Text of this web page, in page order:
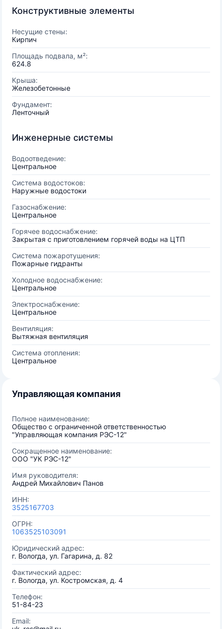
Конструктивные элементы
Несущие стены:
Кирпич
Площадь подвала, м²:
624.8
Крыша:
Железобетонные
Фундамент:
Ленточный
Инженерные системы
Водоотведение:
Центральное
Система водостоков:
Наружные водостоки
Газоснабжение:
Центральное
Горячее водоснабжение:
Закрытая с приготовлением горячей воды на ЦТП
Система пожаротушения:
Пожарные гидранты
Холодное водоснабжение:
Центральное
Электроснабжение:
Центральное
Вентиляция:
Вытяжная вентиляция
Система отопления:
Центральное
Управляющая компания
Полное наименование:
Общество с ограниченной ответственностью
"Управляющая компания РЭС-12"
Сокращенное наименование:
ООО "УК РЭС-12"
Имя руководителя:
Андрей Михайлович Панов
ИНН:
3525167703
ОГРН:
1063525103091
Юридический адрес:
г. Вологда, ул. Гагарина, д. 82
Фактический адрес:
г. Вологда, ул. Костромская, д. 4
Телефон:
51-84-23
Email: